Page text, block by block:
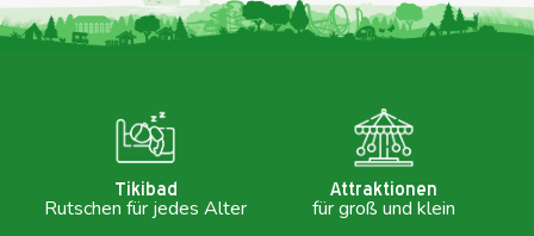
Tikibad
Rutschen für jedes Alter
Attraktionen
für groß und klein